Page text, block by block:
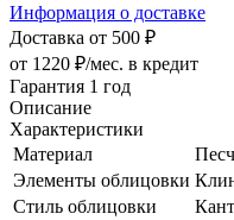
Информация о доставке
Доставка от 500 ₽
от 1220 ₽/мес. в кредит
Гарантия 1 год
Описание
Характеристики
Материал
Элементы облицовки
Стиль облицовки